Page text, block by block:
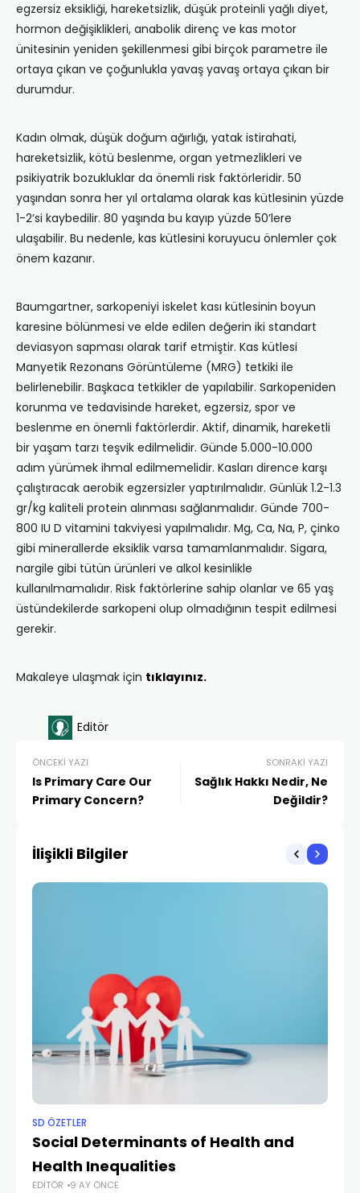
egzersiz eksikliği, hareketsizlik, düşük proteinli yağlı diyet,
hormon değişiklikleri, anabolik direnç ve kas motor
ünitesinin yeniden şekillenmesi gibi birçok parametre ile
ortaya çıkan ve çoğunlukla yavaş yavaş ortaya çıkan bir
durumdur.
Kadın olmak, düşük doğum ağırlığı, yatak istirahati,
hareketsizlik, kötü beslenme, organ yetmezlikleri ve
psikiyatrik bozukluklar da önemli risk faktörleridir. 50
yaşından sonra her yıl ortalama olarak kas kütlesinin yüzde
1-2’si kaybedilir. 80 yaşında bu kayıp yüzde 50’lere
ulaşabilir. Bu nedenle, kas kütlesini koruyucu önlemler çok
önem kazanır.
Baumgartner, sarkopeniyi iskelet kası kütlesinin boyun
karesine bölünmesi ve elde edilen değerin iki standart
deviasyon sapması olarak tarif etmiştir. Kas kütlesi
Manyetik Rezonans Görüntüleme (MRG) tetkiki ile
belirlenebilir. Başkaca tetkikler de yapılabilir. Sarkopeniden
korunma ve tedavisinde hareket, egzersiz, spor ve
beslenme en önemli faktörlerdir. Aktif, dinamik, hareketli
bir yaşam tarzı teşvik edilmelidir. Günde 5.000-10.000
adım yürümek ihmal edilmemelidir. Kasları dirence karşı
çalıştıracak aerobik egzersizler yaptırılmalıdır. Günlük 1.2-1.3
gr/kg kaliteli protein alınması sağlanmalıdır. Günde 700-
800 IU D vitamini takviyesi yapılmalıdır. Mg, Ca, Na, P, çinko
gibi minerallerde eksiklik varsa tamamlanmalıdır. Sigara,
nargile gibi tütün ürünleri ve alkol kesinlikle
kullanılmamalıdır. Risk faktörlerine sahip olanlar ve 65 yaş
üstündekilerde sarkopeni olup olmadığının tespit edilmesi
gerekir.
Makaleye ulaşmak için tıklayınız.
Editör
ÖNCEKI YAZI
Is Primary Care Our
Primary Concern?
SONRAKI YAZI
Sağlık Hakkı Nedir, Ne
Değildir?
İlişikli Bilgiler
SD ÖZETLER
Social Determinants of Health and
Health Inequalities
EDITÖR 9 AY ÖNCE